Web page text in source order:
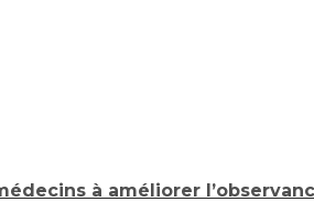
à améliorer